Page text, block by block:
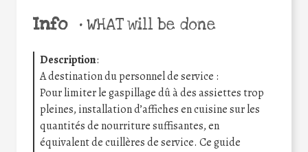
Info •WHAT will be done
Description:
A destination du personnel de service :
Pour limiter le gaspillage dû à des assiettes trop
pleines, installation d’affiches en cuisine sur les
quantités de nourriture suffisantes, en
équivalent de cuillères de service. Ce guide